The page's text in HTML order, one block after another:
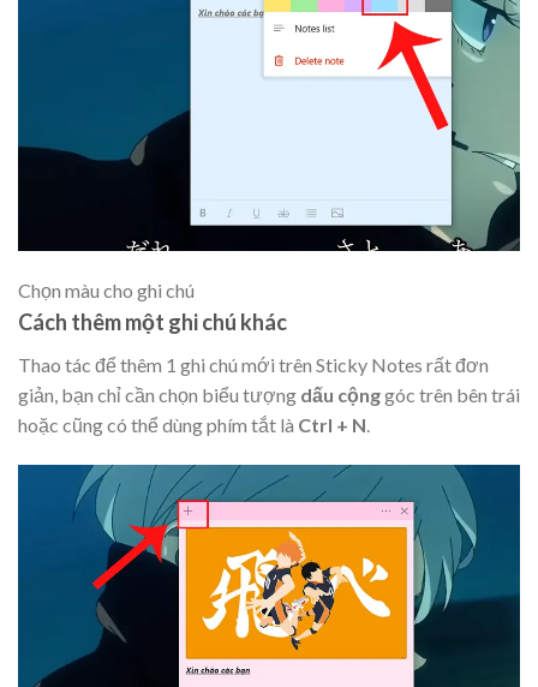
Chọn màu cho ghi chú
Cách thêm một ghi chú khác
Thao tác để thêm 1 ghi chú mới trên Sticky Notes rất đơn
giản, bạn chỉ cần chọn biểu tượng dấu cộnggóc trên bên trái
hoặc cũng có thể dùng phím tắt là Ctrl + N.